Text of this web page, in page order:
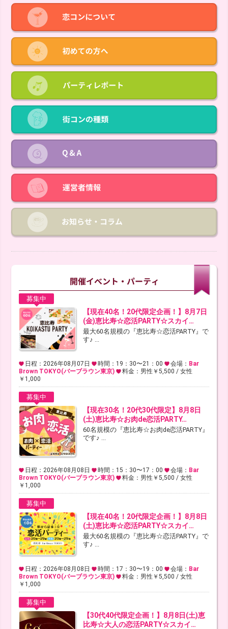
募集中
【現在40名！20代限定企画！】8月7日
(金)恵比寿☆恋活PARTY☆スカイ…
最大60名規模の『恵比寿☆恋活PARTY』で
す♪ ...
日程：2026年08月07日 時間：19：30〜21：00 会場： Bar
Brown TOKYO(バーブラウン東京)
料金：男性￥5,500 / 女性
￥1,000
募集中
【現在30名！20代30代限定】8月8日
(土)恵比寿☆お肉de恋活PARTY…
60名規模の『恵比寿☆お肉de恋活PARTY』
です♪ ...
日程：2026年08月08日 時間：15：30〜17：00 会場： Bar
Brown TOKYO(バーブラウン東京)
料金：男性￥5,500 / 女性
￥1,000
募集中
【現在40名！20代限定企画！】8月8日
(土)恵比寿☆恋活PARTY☆スカイ…
最大60名規模の『恵比寿☆恋活PARTY』で
す♪ ...
日程：2026年08月08日 時間：17：30〜19：00 会場： Bar
Brown TOKYO(バーブラウン東京)
料金：男性￥5,500 / 女性
￥1,000
募集中
【30代40代限定企画！】8月8日(土)恵
比寿☆大人の恋活PARTY☆スカイ…